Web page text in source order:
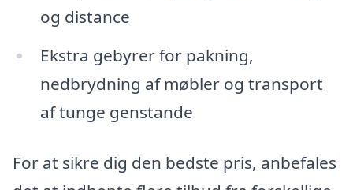
og distance
Ekstra gebyrer for pakning,
nedbrydning af møbler og transport
af tunge genstande
For at sikre dig den bedste pris, anbefales